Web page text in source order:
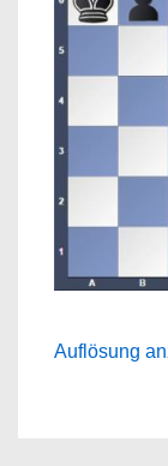
Auflösung